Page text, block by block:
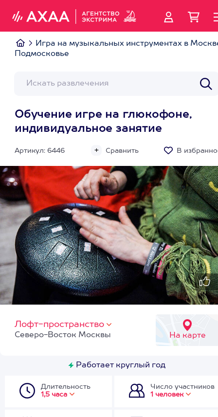
Игра на музыкальных инструментах в
Подмосковье
Обучение игре на глюкофоне,
индивидуальное занятие
Артикул: 6446 Сравнить В
Лофт-пространство
На карте
Северо-Восток Москвы
Работает круглый год
Длительность
1,5 часа
Число участников
1 человек